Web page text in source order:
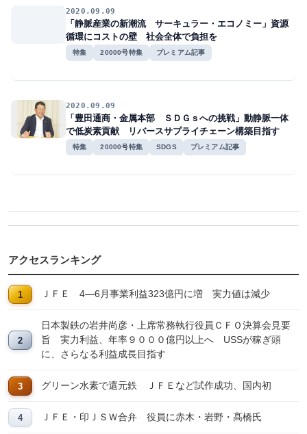
2020.09.09
「静脈産業の新潮流 サーキュラー・エコノミー」資源
循環にコストの壁 社会全体で負担を
特集 20000号特集 プレミアム記事
2020.09.09
「豊田通商・金属本部 ＳＤＧｓへの挑戦」動静脈一体
で低炭素貢献 リバースサプライチェーン構築目指す
特集 20000号特集 SDGS プレミアム記事
アクセスランキング
ＪＦＥ 4―6月事業利益323億円に増 実力値は減少
日本製鉄の岩井尚彦・上席常務執行役員ＣＦＯ決算会見要
旨 実力利益、年率９０００億円以上へ USSが稼ぎ頭
に、さらなる利益成長目指す
グリーン水素で還元鉄 ＪＦＥなど試作成功、国内初
ＪＦＥ・印ＪＳＷ合弁 役員に赤木・岩野・髙橋氏